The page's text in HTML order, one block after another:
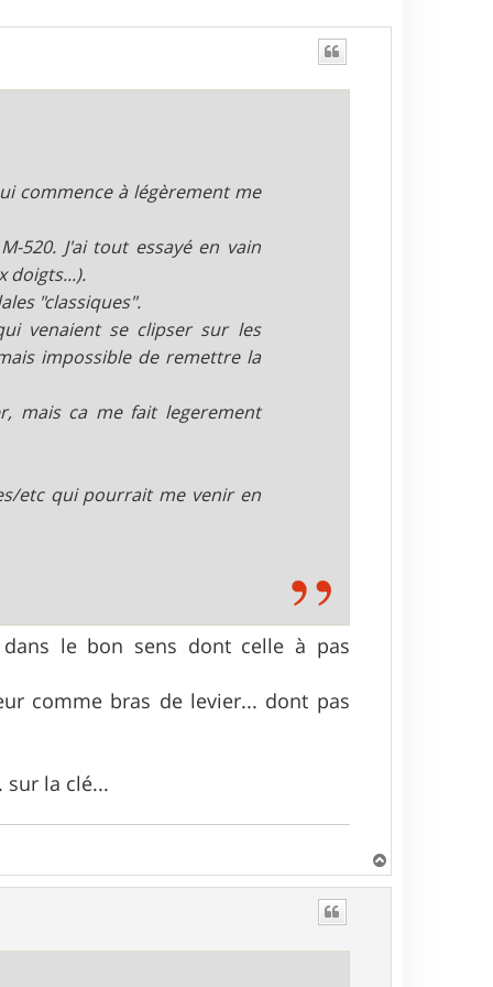
commence à légèrement me
520. J'ai tout essayé en vain
doigts...).
"classiques".
venaient se clipser sur les
impossible de remettre la
mais ca me fait legerement
etc qui pourrait me venir en
le bon sens dont celle à pas
comme bras de levier... dont pas
sur la clé...
a